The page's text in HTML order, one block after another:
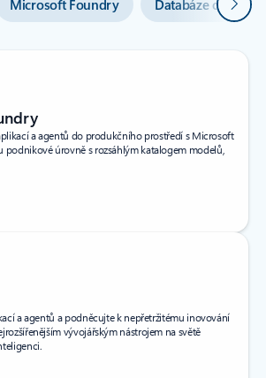
Microsoft Foundry Databáze
a agentů do produkčního prostředí s Microsoft
podnikové úrovně s rozsáhlým katalogem modelů,
a agentů a podněcujte k nepřetržitému inovování
vývojářským nástrojem na světě